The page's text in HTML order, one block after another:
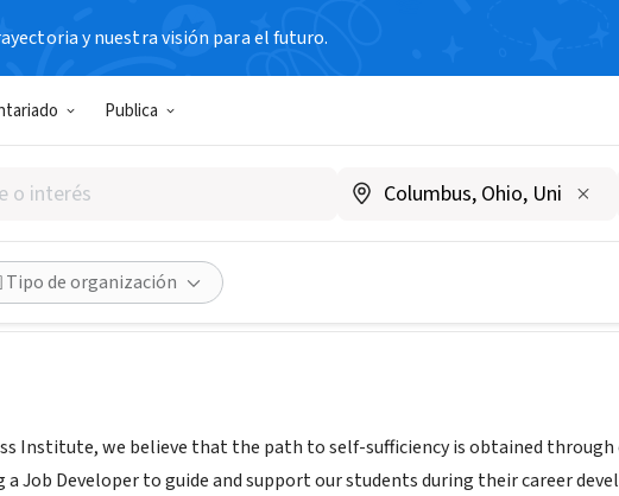
y nuestra visión para el futuro.
Publica
Tipo de organización
Institute
Compartir
Institute, we believe that the path to self-sufficiency is obtained
Job Developer to guide and support our students during their career